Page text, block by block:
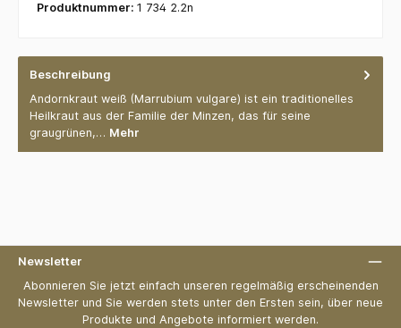
Produktnummer: 1 734 2.2n
Beschreibung
Andornkraut weiß (Marrubium vulgare) ist ein traditionelles
Heilkraut aus der Familie der Minzen, das für seine
graugrünen,… Mehr
Newsletter
Abonnieren Sie jetzt einfach unseren regelmäßig erscheinenden
Newsletter und Sie werden stets unter den Ersten sein, über neue
Produkte und Angebote informiert werden.